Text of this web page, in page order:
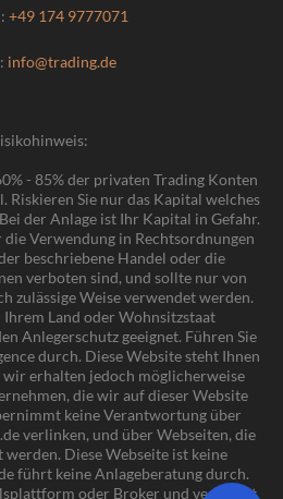
+49 174 9777071
info@trading.de
- 85% der privaten Trading Konten
Riskieren Sie nur das Kapital welches
der Anlage ist Ihr Kapital in Gefahr.
Verwendung in Rechtsordnungen
beschriebene Handel oder die
verboten sind, und sollte nur von
zulässige Weise verwendet werden.
Land oder Wohnsitzstaat
Anlegerschutz geeignet. Führen Sie
durch. Diese Website steht Ihnen
wir erhalten jedoch möglicherweise
die wir auf dieser Website
keine Verantwortung über
verlinken, und über Webseiten, die
Diese Webseite ist keine
führt keine Anlageberatung durch.
oder Broker und verwaltet